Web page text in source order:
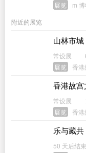
展览
m
附近的展览
山林市
常设展
展览
香港
香港故
常设展
展览
香港
乐与藏
50 天后结束